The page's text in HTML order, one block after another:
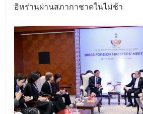
อิหร่านผ่านสภากาชาดในไม่ช้า